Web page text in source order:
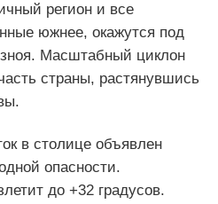
регион и все
южнее, окажутся под
зноя. Масштабный циклон
страны, растянувшись
в столице объявлен
опасности.
до +32 градусов.